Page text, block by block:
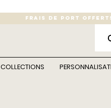
FRAIS DE PORT
COLLECTIONS